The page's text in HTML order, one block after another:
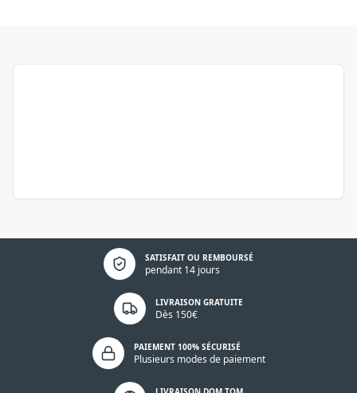
SATISFAIT OU REMBOURSÉ
pendant 14 jours
Politique de confidentialité
LIVRAISON GRATUITE
Dès 150€
PAIEMENT 100% SÉCURISÉ
Plusieurs modes de paiement